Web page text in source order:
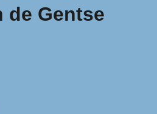
de Gentse